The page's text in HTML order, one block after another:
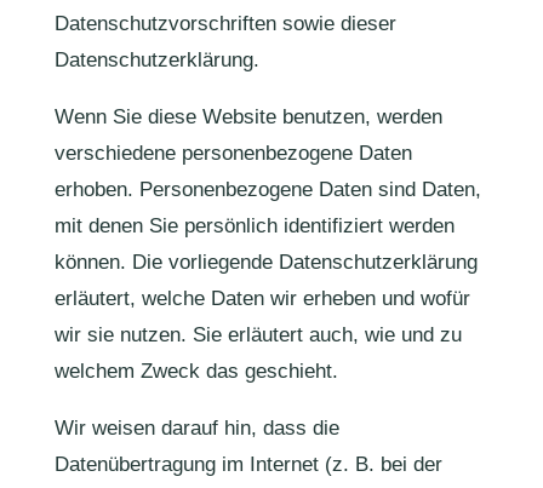
Datenschutzvorschriften sowie dieser
Datenschutzerklärung.
Wenn Sie diese Website benutzen, werden
verschiedene personenbezogene Daten
erhoben. Personenbezogene Daten sind Daten,
mit denen Sie persönlich identifiziert werden
können. Die vorliegende Datenschutzerklärung
erläutert, welche Daten wir erheben und wofür
wir sie nutzen. Sie erläutert auch, wie und zu
welchem Zweck das geschieht.
Wir weisen darauf hin, dass die
Datenübertragung im Internet (z. B. bei der